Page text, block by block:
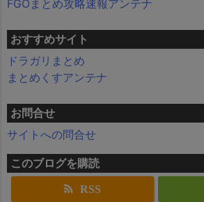
FGOまとめ攻略速報アンテナ
おすすめサイト
ドラガリまとめ
まとめくすアンテナ
お問合せ
サイトへの問合せ
このブログを購読
RSS